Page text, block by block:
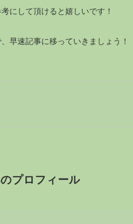
にして頂けると嬉しいです！
早速記事に移っていきましょう！
プロフィール